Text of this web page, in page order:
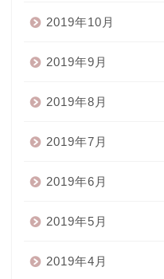
2019年10月
2019年9月
2019年8月
2019年7月
2019年6月
2019年5月
2019年4月